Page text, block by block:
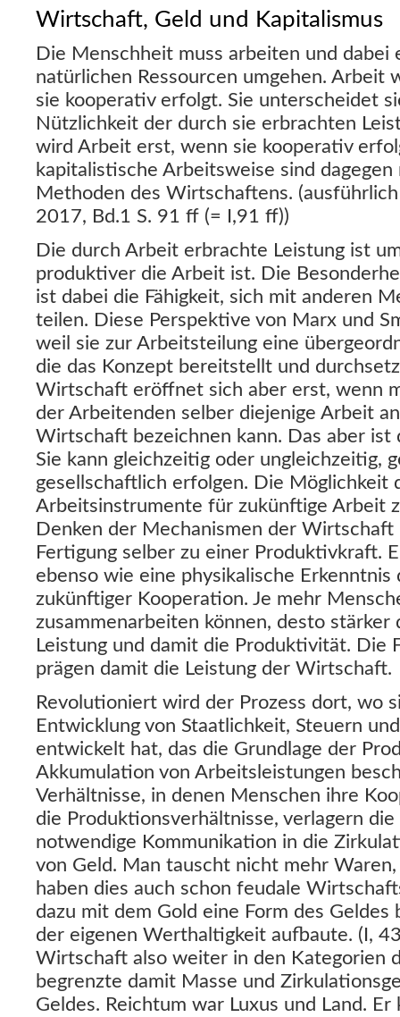
Wirtschaft, Geld und Kapitalismus
Die Menschheit muss arbeiten und
natürlichen Ressourcen umgehen. Arbeit
sie kooperativ erfolgt. Sie unterscheidet
Nützlichkeit der durch sie erbrachten
wird Arbeit erst, wenn sie kooperativ
kapitalistische Arbeitsweise sind
Methoden des Wirtschaftens.
2017, Bd.1 S. 91 ff (= I,91 ff))
Die durch Arbeit erbrachte Leistung ist
produktiver die Arbeit ist. Die
ist dabei die Fähigkeit, sich mit anderen
teilen. Diese Perspektive von Marx und
weil sie zur Arbeitsteilung eine
die das Konzept bereitstellt und
Wirtschaft eröffnet sich aber erst, wenn
der Arbeitenden selber diejenige Arbeit
Wirtschaft bezeichnen kann. Das aber ist
Sie kann gleichzeitig oder ungleichzeitig,
gesellschaftlich erfolgen. Die Möglichkeit
Arbeitsinstrumente für zukünftige Arbeit
Denken der Mechanismen der
Fertigung selber zu einer Produktivkraft.
ebenso wie eine physikalische
zukünftiger Kooperation. Je mehr
zusammenarbeiten können, desto stärker
Leistung und damit die Produktivität. Die
prägen damit die Leistung der Wirtschaft.
Revolutioniert wird der Prozess dort, wo
Entwicklung von Staatlichkeit, Steuern
entwickelt hat, das die Grundlage der
Akkumulation von Arbeitsleistungen
Verhältnisse, in denen Menschen ihre
die Produktionsverhältnisse, verlagern
notwendige Kommunikation in die
von Geld. Man tauscht nicht mehr
haben dies auch schon feudale
dazu mit dem Gold eine Form des Geldes
der eigenen Werthaltigkeit aufbaute. (I,
Wirtschaft also weiter in den Kategorien
begrenzte damit Masse und
Geldes. Reichtum war Luxus und Land.